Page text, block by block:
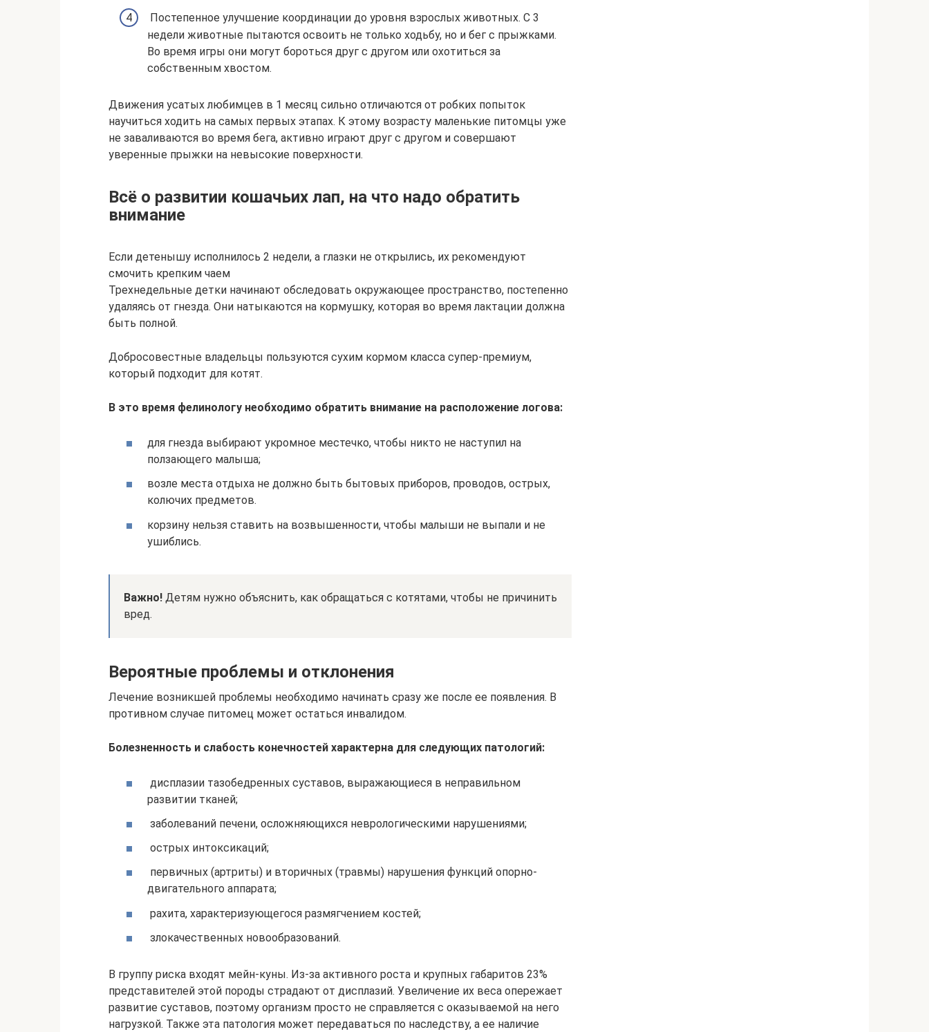
Постепенное улучшение координации до уровня взрослых животных. С 3
недели животные пытаются освоить не только ходьбу, но и бег с прыжками.
Во время игры они могут бороться друг с другом или охотиться за
собственным хвостом.
Движения усатых любимцев в 1 месяц сильно отличаются от робких попыток
научиться ходить на самых первых этапах. К этому возрасту маленькие питомцы уже
не заваливаются во время бега, активно играют друг с другом и совершают
уверенные прыжки на невысокие поверхности.
Всё о развитии кошачьих лап, на что надо обратить
внимание
Если детенышу исполнилось 2 недели, а глазки не открылись, их рекомендуют
смочить крепким чаем
Трехнедельные детки начинают обследовать окружающее пространство, постепенно
удаляясь от гнезда. Они натыкаются на кормушку, которая во время лактации должна
быть полной.
Добросовестные владельцы пользуются сухим кормом класса супер-премиум,
который подходит для котят.
В это время фелинологу необходимо обратить внимание на расположение логова:
для гнезда выбирают укромное местечко, чтобы никто не наступил на
ползающего малыша;
возле места отдыха не должно быть бытовых приборов, проводов, острых,
колючих предметов.
корзину нельзя ставить на возвышенности, чтобы малыши не выпали и не
ушиблись.
Важно! Детям нужно объяснить, как обращаться с котятами, чтобы не причинить
вред.
Вероятные проблемы и отклонения
Лечение возникшей проблемы необходимо начинать сразу же после ее появления. В
противном случае питомец может остаться инвалидом.
Болезненность и слабость конечностей характерна для следующих патологий:
дисплазии тазобедренных суставов, выражающиеся в неправильном
развитии тканей;
заболеваний печени, осложняющихся неврологическими нарушениями;
острых интоксикаций;
первичных (артриты) и вторичных (травмы) нарушения функций опорно-
двигательного аппарата;
рахита, характеризующегося размягчением костей;
злокачественных новообразований.
В группу риска входят мейн-куны. Из-за активного роста и крупных габаритов 23%
представителей этой породы страдают от дисплазий. Увеличение их веса опережает
развитие суставов, поэтому организм просто не справляется с оказываемой на него
нагрузкой. Также эта патология может передаваться по наследству, а ее наличие